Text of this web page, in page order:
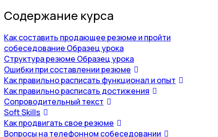
Содержание курса
Как составить продающее резюме и пройти
собеседование Образец урока
Структура резюме Образец урока
Ошибки при составлении резюме
Как правильно расписать функционал и опыт
Как правильно расписать достижения
Сопроводительный текст
Soft Skills
Как продвигать свое резюме
Вопросы на телефонном собеседовании